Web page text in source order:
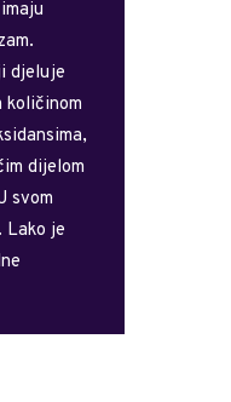
djeluje
količinom
dijelom
svom
Lako je